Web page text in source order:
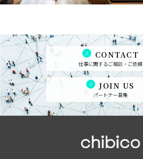
CONTACT
仕事に関するご相談・ご依頼
JOIN US
パートナー募集